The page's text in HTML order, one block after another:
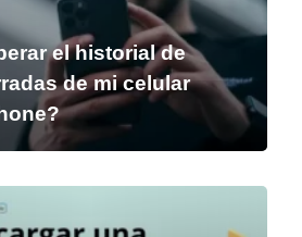
el historial de
de mi celular